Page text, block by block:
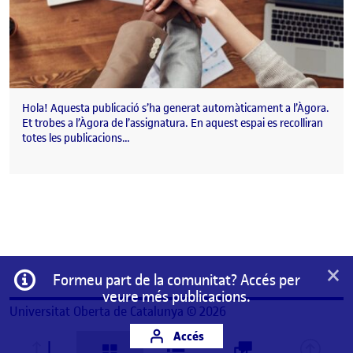
Hola! Aquesta publicació s’ha generat automàticament a l’Àgora.
Et trobes a l’Àgora de l’assignatura. En aquest espai es recolliran
totes les publicacions…
Informació
Formeu part de la comunitat? Accés per
veure més publicacions.
Accés
×
Universitat Oberta de Catalunya © 2026